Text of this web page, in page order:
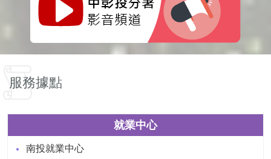
服務據點
就業中心
南投就業中心